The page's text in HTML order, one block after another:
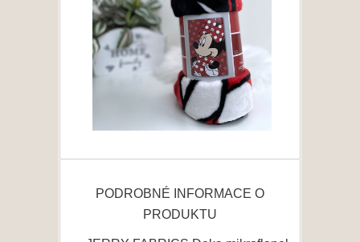
PODROBNÉ INFORMACE O
PRODUKTU